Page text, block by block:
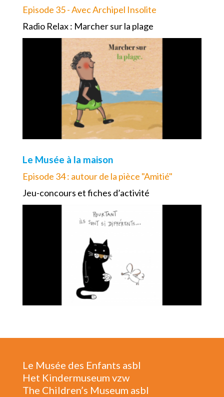
Episode 35 - Avec Archipel Insolite
Radio Relax : Marcher sur la plage
Le Musée à la maison
Episode 34 : autour de la pièce "Amitié"
Jeu-concours et fiches d’activité
Le Musée des Enfants asbl
Het Kindermuseum vzw
The Children’s Museum asbl